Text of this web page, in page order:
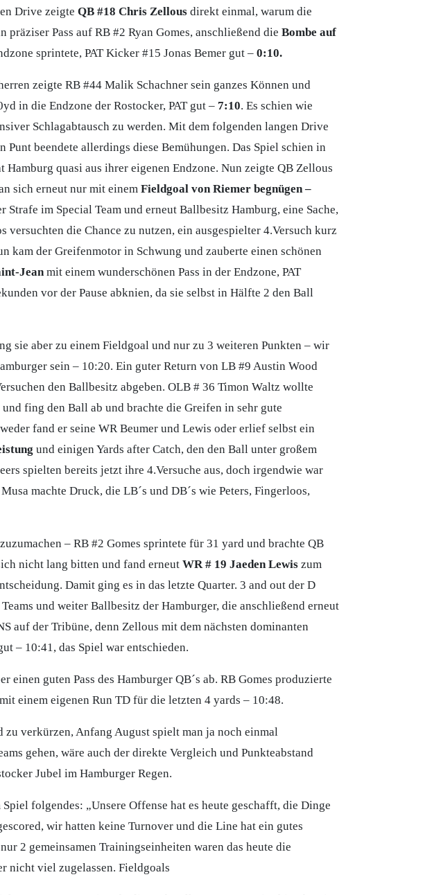
Drive zeigte QB #18 Chris Zellous direkt einmal, warum die
Pass auf RB #2 Ryan Gomes, anschließend die Bombe auf
sprintete, PAT Kicker #15 Jonas Bemer gut – 0:10.
zeigte RB #44 Malik Schachner sein ganzes Können und
in die Endzone der Rostocker, PAT gut – 7:10. Es schien wie
Schlagabtausch zu werden. Mit dem folgenden langen Drive
beendete allerdings diese Bemühungen. Das Spiel schien in
quasi aus ihrer eigenen Endzone. Nun zeigte QB Zellous
sich erneut nur mit einem Fieldgoal von Riemer begnügen –
im Special Team und erneut Ballbesitz Hamburg, eine Sache,
die Chance zu nutzen, ein ausgespielter 4.Versuch kurz
der Greifenmotor in Schwung und zauberte einen schönen
Jeanmit einem wunderschönen Pass in der Endzone, PAT
vor der Pause abknien, da sie selbst in Hälfte 2 den Ball
sie aber zu einem Fieldgoal und nur zu 3 weiteren Punkten – wir
sein – 10:20. Ein guter Return von LB #9 Austin Wood
den Ballbesitz abgeben. OLB # 36 Timon Waltz wollte
fing den Ball ab und brachte die Greifen in sehr gute
fand er seine WR Beumer und Lewis oder erlief selbst ein
und einigen Yards after Catch, den den Ball unter großem
spielten bereits jetzt ihre 4.Versuche aus, doch irgendwie war
machte Druck, die LB´s und DB´s wie Peters, Fingerloos,
– RB #2 Gomes sprintete für 31 yard und brachte QB
nicht lang bitten und fand erneut WR # 19 Jaeden Lewiszum
Damit ging es in das letzte Quarter. 3 and out der D
und weiter Ballbesitz der Hamburger, die anschließend erneut
auf der Tribüne, denn Zellous mit dem nächsten dominanten
– 10:41, das Spiel war entschieden.
guten Pass des Hamburger QB´s ab. RB Gomes produzierte
einem eigenen Run TD für die letzten 4 yards – 10:48.
verkürzen, Anfang August spielt man ja noch einmal
gehen, wäre auch der direkte Vergleich und Punkteabstand
Jubel im Hamburger Regen.
folgendes: „Unsere Offense hat es heute geschafft, die Dinge
wir hatten keine Turnover und die Line hat ein gutes
2 gemeinsamen Trainingseinheiten waren das heute die
nicht viel zugelassen. Fieldgoals